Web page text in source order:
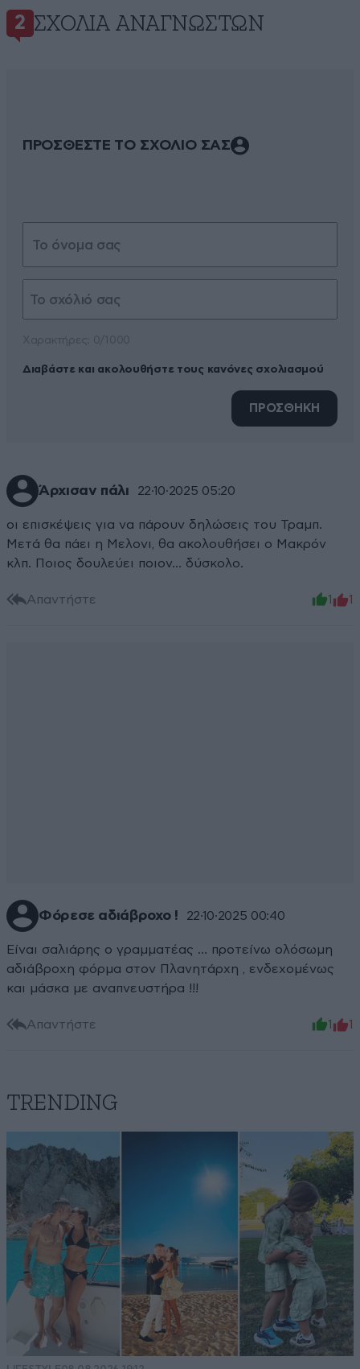
2 ΣΧΌΛΙΑ ΑΝΑΓΝΩΣΤΏΝ
ΠΡΟΣΘΕΣΤΕ ΤΟ ΣΧΟΛΙΟ ΣΑΣ
Διαβάστε και ακολουθήστε τους κανόνες σχολιασμού
ΠΡΟΣΘΗΚΗ
Άρχισαν πάλι 22·10·2025 05:20
οι επισκέψεις για να πάρουν δηλώσεις του Τραμπ.
Μετά θα πάει η Μελονι, θα ακολουθήσει ο Μακρόν
κλπ. Ποιος δουλεύει ποιον... δύσκολο.
Απαντήστε 1 1
Φόρεσε αδιάβροχο ! 22·10·2025 00:40
Είναι σαλιάρης ο γραμματέας … προτείνω ολόσωμη
αδιάβροχη φόρμα στον Πλανητάρχη , ενδεχομένως
και μάσκα με αναπνευστήρα !!!
Απαντήστε 1 1
TRENDING